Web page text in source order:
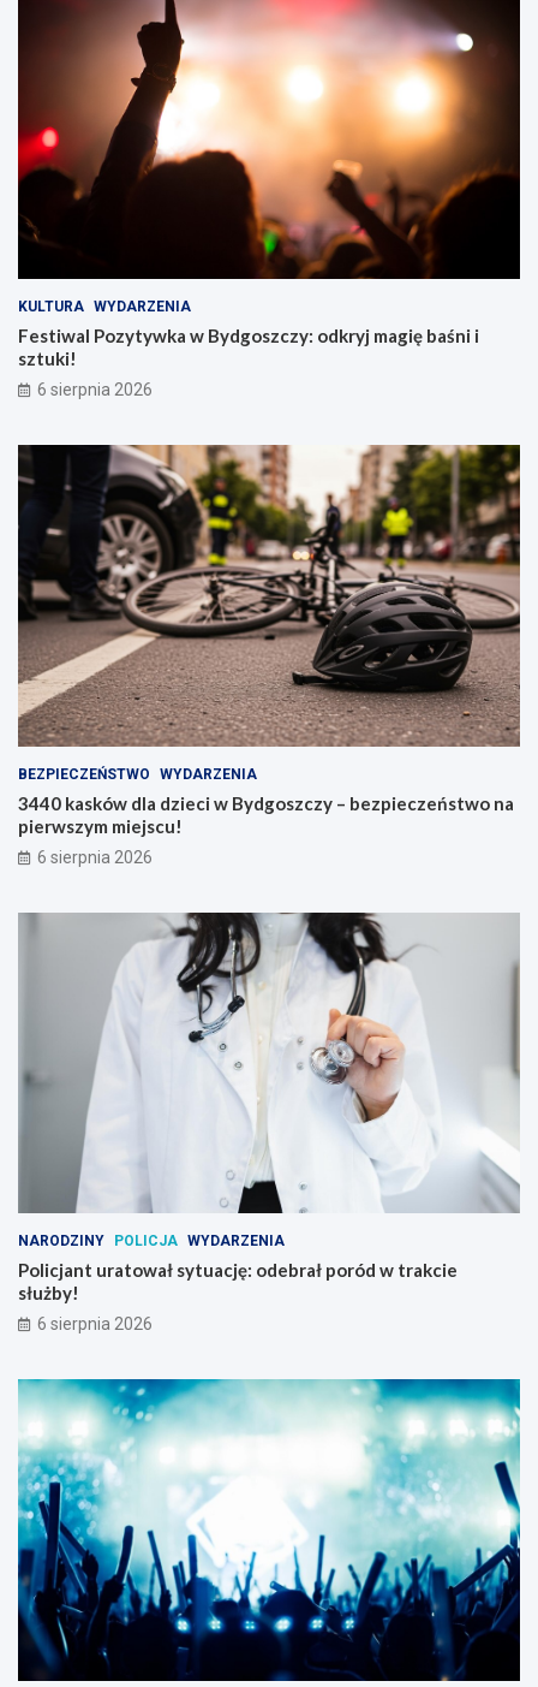
KULTURA WYDARZENIA
Festiwal Pozytywka w Bydgoszczy: odkryj magię baśni i
sztuki!
6 sierpnia 2026
BEZPIECZEŃSTWO WYDARZENIA
3440 kasków dla dzieci w Bydgoszczy – bezpieczeństwo na
pierwszym miejscu!
6 sierpnia 2026
NARODZINY POLICJA WYDARZENIA
Policjant uratował sytuację: odebrał poród w trakcie
służby!
6 sierpnia 2026